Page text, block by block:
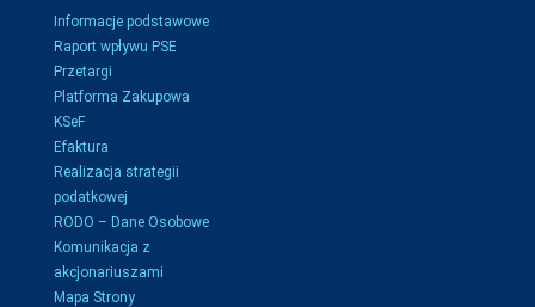
Informacje podstawowe
Raport wpływu PSE
Przetargi
Platforma Zakupowa
KSeF
Efaktura
Realizacja strategii
podatkowej
RODO – Dane Osobowe
Komunikacja z
akcjonariuszami
Mapa Strony